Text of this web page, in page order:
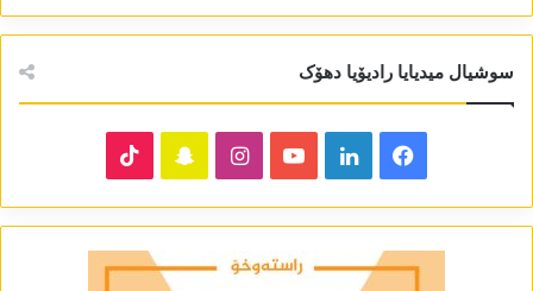
سوشیال میدیایا رادیۆیا دھۆک
Facebook
LinkedIn
YouTube
Instagram
Snapchat